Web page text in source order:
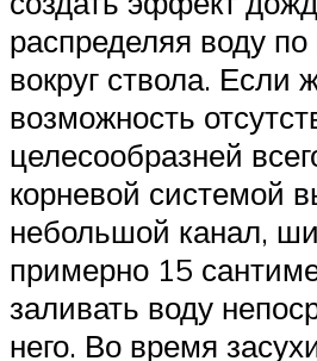
распределяя воду
вокруг ствола. Если
возможность
целесообразней
корневой системой
небольшой канал,
примерно 15
заливать воду
него. Во время